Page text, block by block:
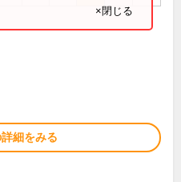
×閉じる
細をみる